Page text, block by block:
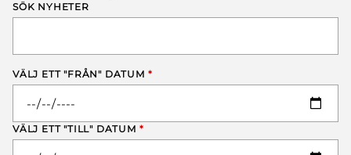
SÖK NYHETER
VÄLJ ETT "FRÅN" DATUM *
VÄLJ ETT "TILL" DATUM *